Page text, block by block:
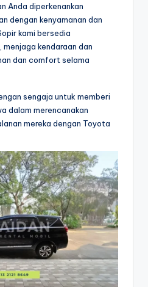
Anda diperkenankan
dengan kenyamanan dan
kami bersedia
kendaraan dan
dan comfort selama
sengaja untuk memberi
dalam merencanakan
mereka dengan Toyota